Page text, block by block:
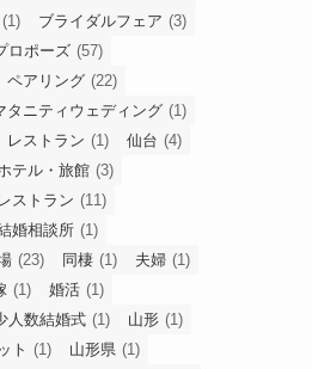
(1) ブライダルフェア (3)
ロポーズ (57)
ペアリング (22)
タニティウェディング (1)
レストラン (1) 仙台 (4)
テル・旅館 (3)
ストラン (11)
婚相談所 (1)
(23) 同棲 (1) 夫婦 (1)
(1) 婚活 (1)
人数結婚式 (1) 山形 (1)
ト (1) 山形県 (1)